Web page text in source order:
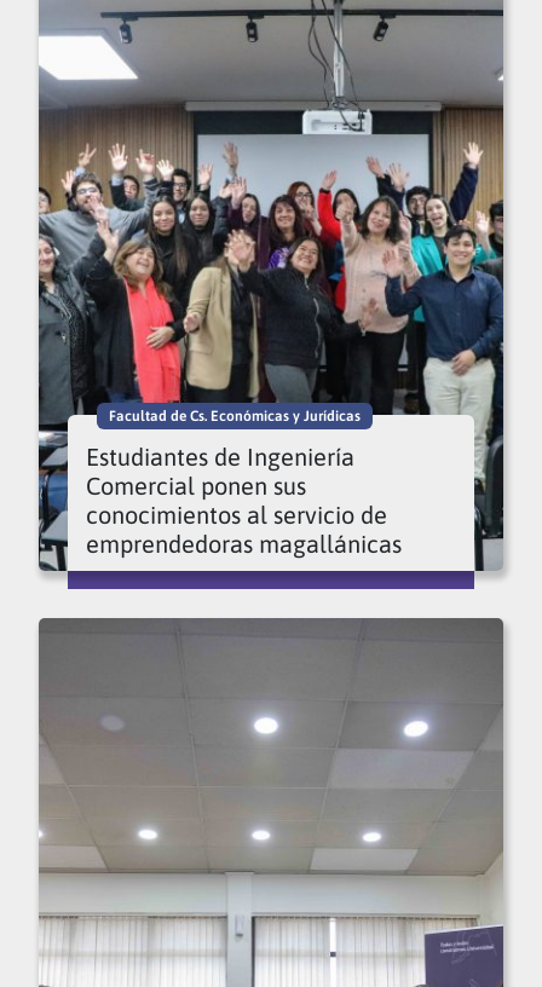
Facultad de Cs. Económicas y Jurídicas
Estudiantes de Ingeniería
Comercial ponen sus
conocimientos al servicio de
emprendedoras magallánicas